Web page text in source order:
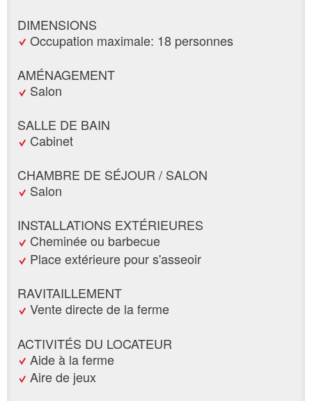
DIMENSIONS
Occupation maximale: 18 personnes
AMÉNAGEMENT
Salon
SALLE DE BAIN
Cabinet
CHAMBRE DE SÉJOUR / SALON
Salon
INSTALLATIONS EXTÉRIEURES
Cheminée ou barbecue
Place extérieure pour s'asseoir
RAVITAILLEMENT
Vente directe de la ferme
ACTIVITÉS DU LOCATEUR
Aide à la ferme
Aire de jeux